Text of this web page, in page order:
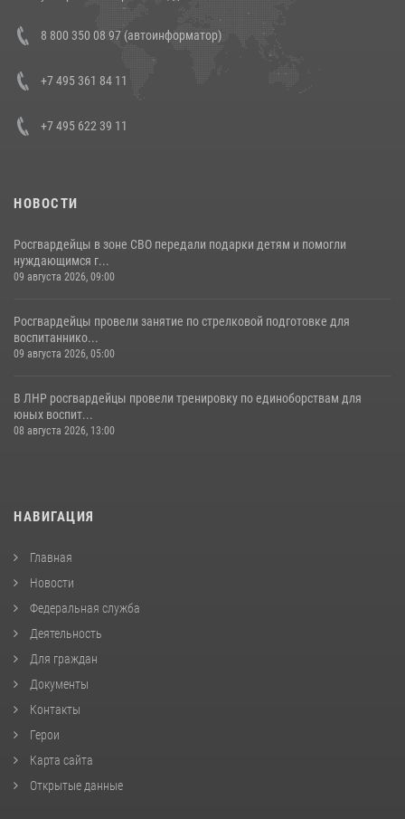
Состоялась рабочая встреча директора Росгвардии Героя России
генерала армии Виктора Золотова с заместителем полномочного
представителя Президента Российской Федерации в Северо-
Кавказском федеральном округе Виталием Кузнецовым
8 800 350 08 97 (автоинформатор)
+7 495 361 84 11
+7 495 622 39 11
НОВОСТИ
Росгвардейцы в зоне СВО передали подарки детям и помогли
нуждающимся г...
09 августа 2026, 09:00
Росгвардейцы провели занятие по стрелковой подготовке для
воспитаннико...
09 августа 2026, 05:00
В ЛНР росгвардейцы провели тренировку по единоборствам для
юных воспит...
08 августа 2026, 13:00
НАВИГАЦИЯ
Главная
Новости
Федеральная служба
Деятельность
Для граждан
Документы
Контакты
Герои
Карта сайта
Открытые данные